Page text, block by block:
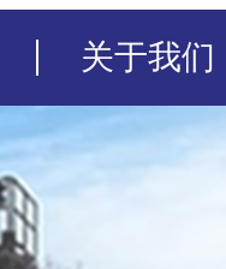
关于我们